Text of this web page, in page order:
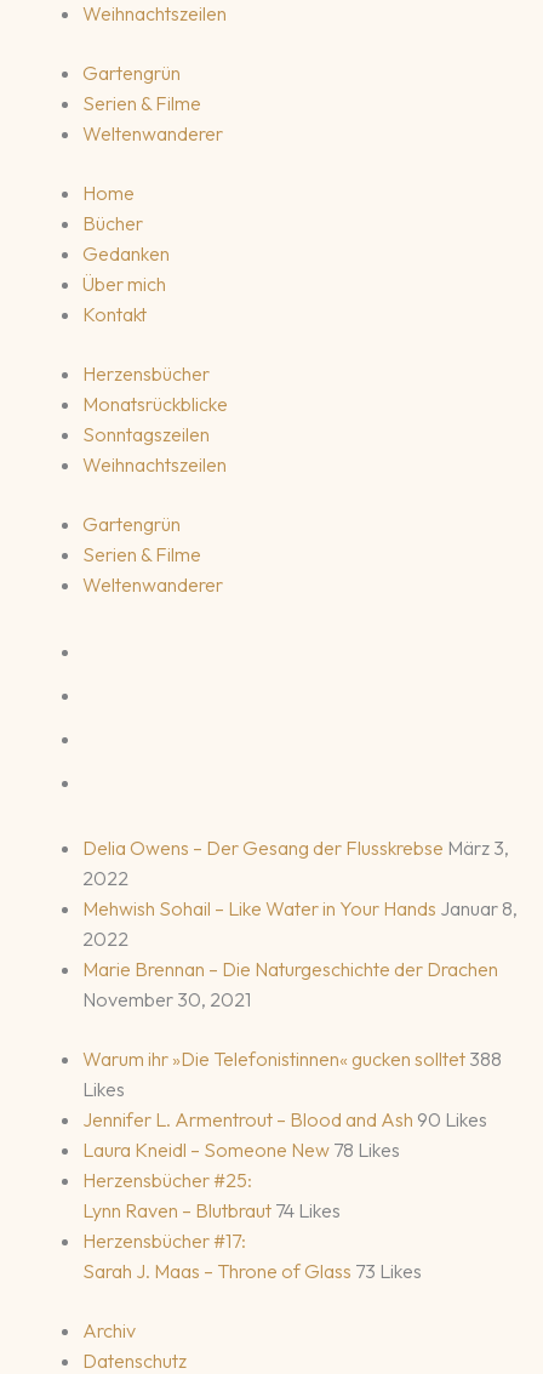
Weihnachtszeilen
Gartengrün
Serien & Filme
Weltenwanderer
Home
Bücher
Gedanken
Über mich
Kontakt
Herzensbücher
Monatsrückblicke
Sonntagszeilen
Weihnachtszeilen
Gartengrün
Serien & Filme
Weltenwanderer
Delia Owens – Der Gesang der Flusskrebse März 3,
2022
Mehwish Sohail – Like Water in Your Hands Januar 8,
2022
Marie Brennan – Die Naturgeschichte der Drachen
November 30, 2021
Warum ihr »Die Telefonistinnen« gucken solltet 388
Likes
Jennifer L. Armentrout – Blood and Ash 90 Likes
Laura Kneidl – Someone New 78 Likes
Herzensbücher #25:
Lynn Raven – Blutbraut 74 Likes
Herzensbücher #17:
Sarah J. Maas – Throne of Glass 73 Likes
Archiv
Datenschutz